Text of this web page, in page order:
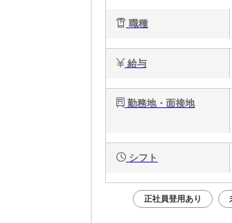
職種
給与
勤務地・面接地
シフト
正社員登用あり